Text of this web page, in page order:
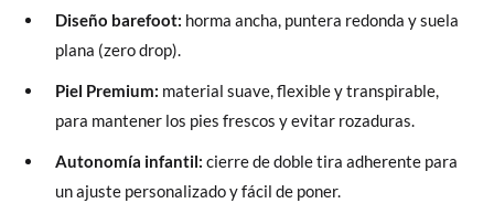
Diseño barefoot: horma ancha, puntera redonda y suela
plana (zero drop).
Piel Premium: material suave, flexible y transpirable,
para mantener los pies frescos y evitar rozaduras.
Autonomía infantil: cierre de doble tira adherente para
un ajuste personalizado y fácil de poner.